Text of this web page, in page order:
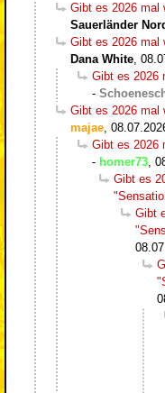
Gibt es 2026 mal
Sauerländer
Gibt es 2026 mal
Dana White
Gibt es 2026
-
Gibt es 2026 mal
majae
Gibt es 2026
- homer73
Gibt es
Gibt